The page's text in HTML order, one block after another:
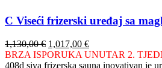
C Viseći frizerski uređaj sa
1,130,00€ Izvorna
cijena
bila
1,017,00 €Trenutna
cijena
je:
BRZA ISPORUKA UNUTAR 2.
408d siva frizerska sauna inovativan je